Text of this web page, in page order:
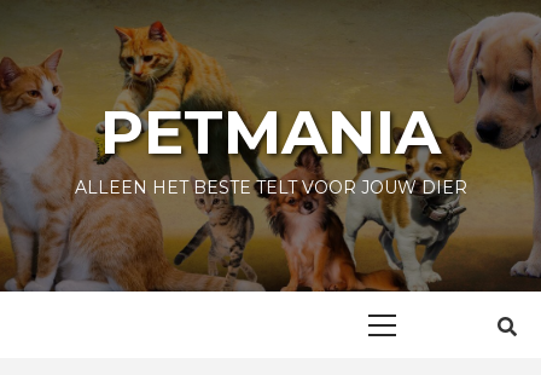
content
PETMANIA
ALLEEN HET BESTE TELT VOOR JOUW DIER